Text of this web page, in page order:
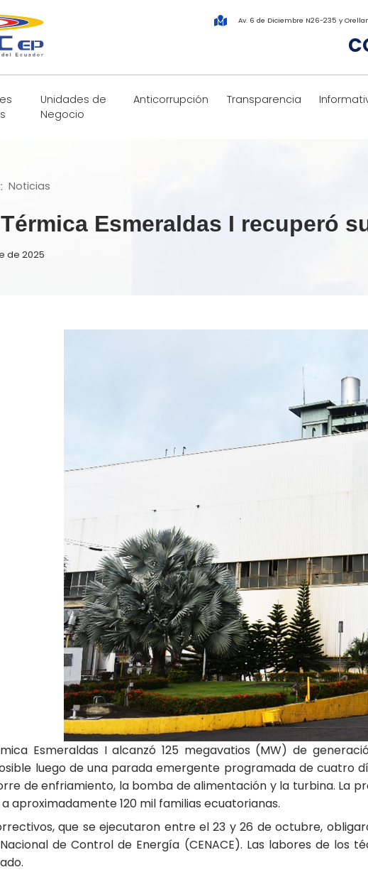
herramientas
Av. 6 de Diciembre N26-235 y
Unidades de
Negocio
Anticorrupción Transparencia
Noticias
Esmeraldas I recuperó
de 2025
Esmeraldas I alcanzó 125 megavatios (MW) de
luego de una parada emergente programada de cuatro
de enfriamiento, la bomba de alimentación y la turbina.
aproximadamente 120 mil familias ecuatorianas.
que se ejecutaron entre el 23 y 26 de octubre,
de Control de Energía (CENACE). Las labores de los